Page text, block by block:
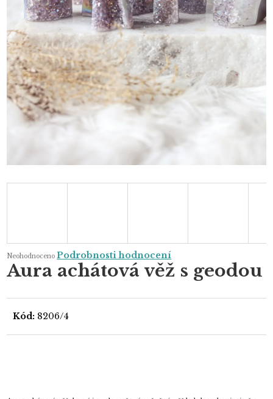
Průměrné
produktu
je
5
Neohodnoceno Podrobnosti hodnocení
Aura achátová věž s geodou
Kód: 8206/4